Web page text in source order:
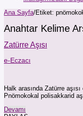
Ana Sayfa/Etiket:
Anahtar Kelime
Zatürre Aşısı
e-Eczacı
Halk arasında Zatürre
Pnömokokal polisakkarid
Devamı